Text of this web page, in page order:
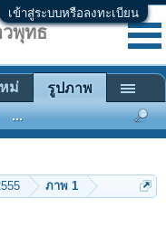
เข้าสู่ระบบหรือลงทะเบียน
ภาพ 1
พุทธ
ม่ รูปภาพ
...